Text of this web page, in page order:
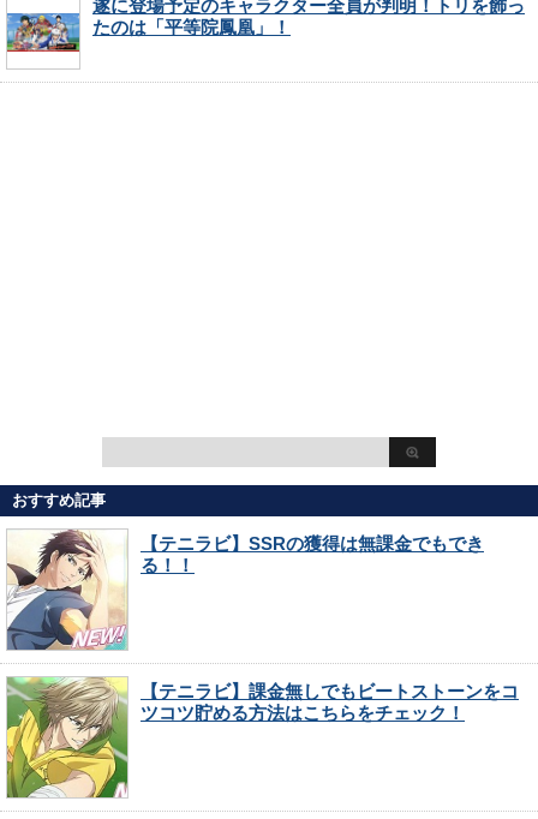
遂に登場予定のキャラクター全員が判明！トリを飾っ
たのは「平等院鳳凰」！
おすすめ記事
【テニラビ】SSRの獲得は無課金でもでき
る！！
【テニラビ】課金無しでもビートストーンをコ
ツコツ貯める方法はこちらをチェック！